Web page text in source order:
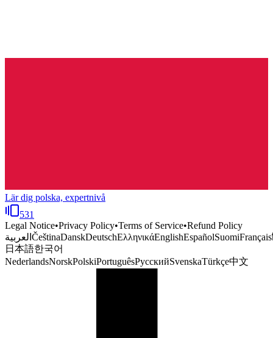
Lär dig polska, expertnivå
531
Legal Notice•Privacy Policy•Terms of Service•Refund Policy
العربية ČeštinaDanskDeutschΕλληνικάEnglishEspañolSuomiFrançais
日本語한국어
NederlandsNorskPolskiPortuguêsРусскийSvenskaTürkçe中文